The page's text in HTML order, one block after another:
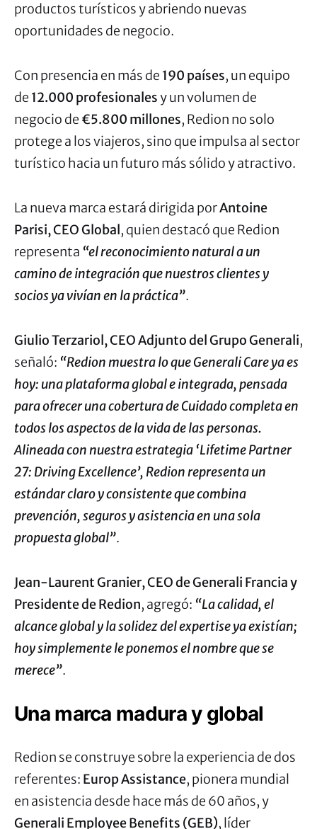
productos turísticos y abriendo nuevas
oportunidades de negocio.
Con presencia en más de 190 países, un equipo
de 12.000 profesionalesy un volumen de
negocio de €5.800 millones, Redion no solo
protege a los viajeros, sino que impulsa al sector
turístico hacia un futuro más sólido y atractivo.
La nueva marca estará dirigida porAntoine
Parisi, CEO Global, quien destacó que Redion
representa “el reconocimiento natural a un
camino de integración que nuestros clientes y
socios ya vivían en la práctica”.
Giulio Terzariol, CEO Adjunto del Grupo Generali,
señaló: “Redion muestra lo que Generali Care ya es
hoy: una plataforma global e integrada, pensada
para ofrecer una cobertura de Cuidado completa en
todos los aspectos de la vida de las personas.
Alineada con nuestra estrategia ‘Lifetime Partner
27: Driving Excellence’, Redion representa un
estándar claro y consistente que combina
prevención, seguros y asistencia en una sola
propuesta global”.
Jean-Laurent Granier, CEO de Generali Francia y
Presidente de Redion, agregó: “La calidad, el
alcance global y la solidez del expertise ya existían;
hoy simplemente le ponemos el nombre que se
merece”.
Una marca madura y global
Redion se construye sobre la experiencia de dos
referentes: Europ Assistance, pionera mundial
en asistencia desde hace más de 60 años, y
Generali Employee Benefits (GEB), líder